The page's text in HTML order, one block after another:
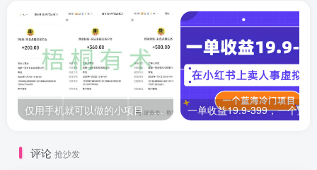
仅用手机就可以做的小项目，当天就能见钱，每天100-300
评论 抢沙发